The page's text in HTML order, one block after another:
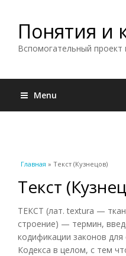
Понятия и
Вспомогательный
Menu
Вы здесь
Главная » Текст (Кузнецов)
Текст
ТЕКСТ (лат. textura —
строение) — термин,
кодификации законов
Кодекса в целом, с тем